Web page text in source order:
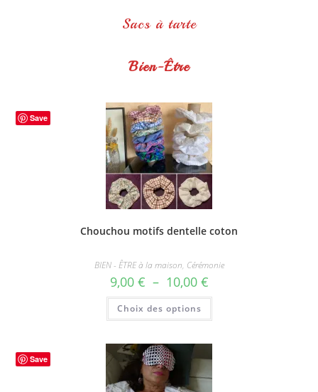
Sacs à tarte
Bien-Être
Save
Chouchou motifs dentelle coton
BIEN - ÊTRE à la maison, Cérémonie
9,00 € – 10,00 €Plage
de
prix :
à
Choix des options
Ce
a
options
être
Save